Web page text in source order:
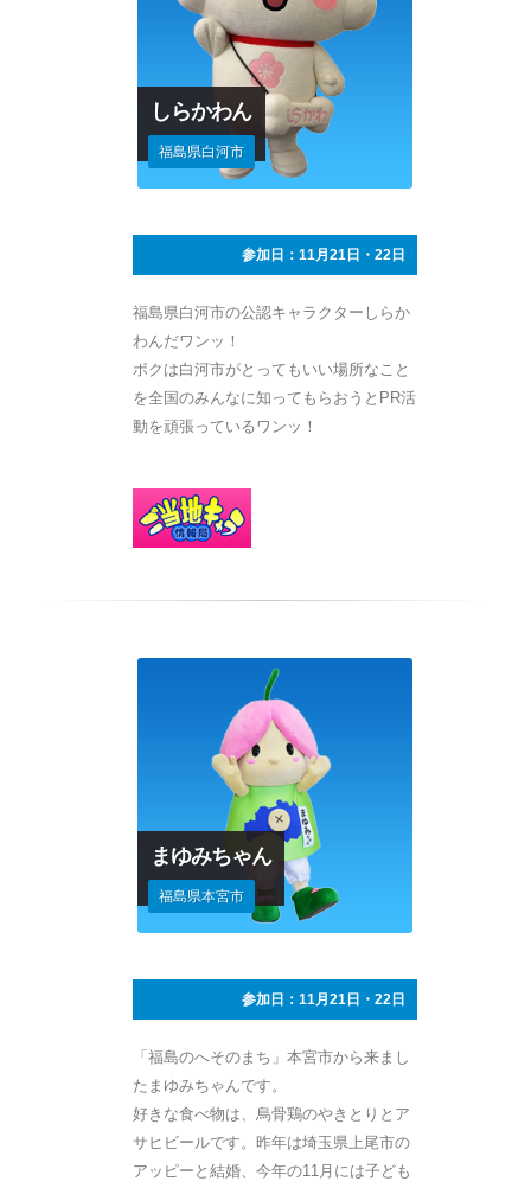
しらかわん
福島県白河市
参加日：11月21日・22日
福島県白河市の公認キャラクターしらか
わんだワンッ！
ボクは白河市がとってもいい場所なこと
を全国のみんなに知ってもらおうとPR活
動を頑張っているワンッ！
まゆみちゃん
福島県本宮市
参加日：11月21日・22日
「福島のへそのまち」本宮市から来まし
たまゆみちゃんです。
好きな食べ物は、烏骨鶏のやきとりとア
サヒビールです。昨年は埼玉県上尾市の
アッピーと結婚、今年の11月には子ども